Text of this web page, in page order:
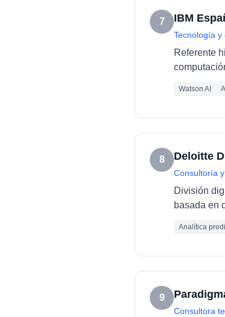
7 IBM
Tecnología y
Referente
Watson AI
8 Deloitte
Consultoría
División
basada en
Analítica
9
Consultora